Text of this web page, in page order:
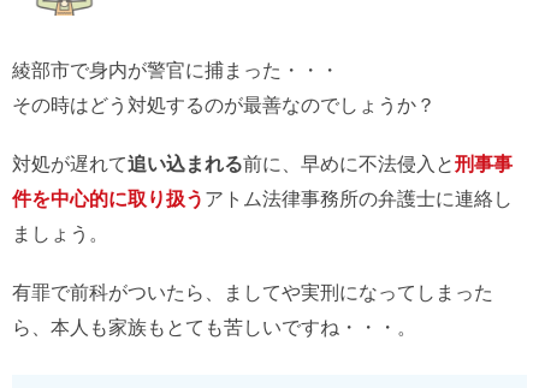
綾部市で身内が警官に捕まった・・・
その時はどう対処するのが最善なのでしょうか？
対処が遅れて追い込まれる前に、早めに不法侵入と刑事事
件を中心的に取り扱う アトム法律事務所の弁護士に連絡し
ましょう。
有罪で前科がついたら、ましてや実刑になってしまった
ら、本人も家族もとても苦しいですね・・・。